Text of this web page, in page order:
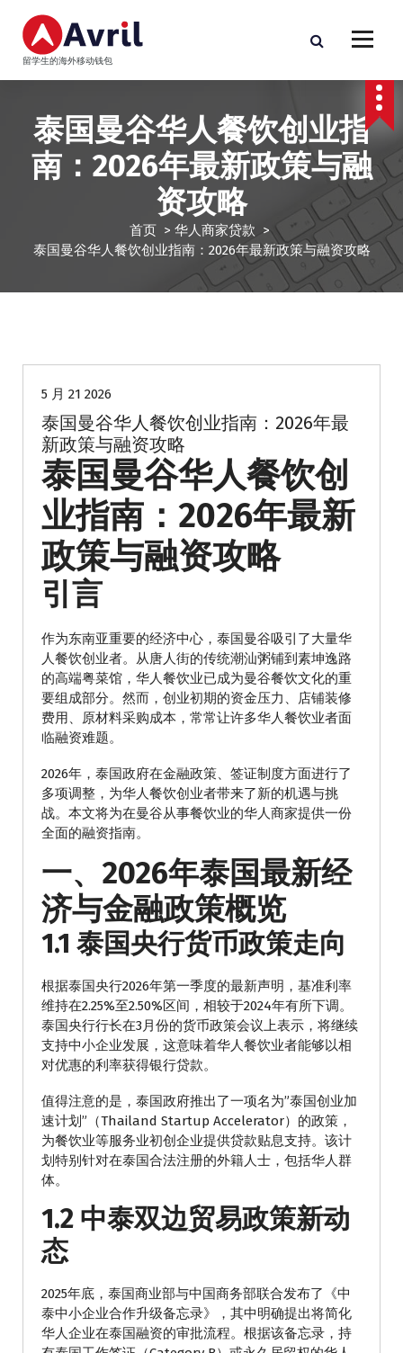
留学生的海外移动钱包
泰国曼谷华人餐饮创业指
南：2026年最新政策与融
资攻略
首页 > 华人商家贷款 >
泰国曼谷华人餐饮创业指南：2026年最新政策与融资攻略
5 月 21 2026
泰国曼谷华人餐饮创业指南：2026年最
新政策与融资攻略
泰国曼谷华人餐饮创
业指南：2026年最新
政策与融资攻略
引言
作为东南亚重要的经济中心，泰国曼谷吸引了大量华
人餐饮创业者。从唐人街的传统潮汕粥铺到素坤逸路
的高端粤菜馆，华人餐饮业已成为曼谷餐饮文化的重
要组成部分。然而，创业初期的资金压力、店铺装修
费用、原材料采购成本，常常让许多华人餐饮业者面
临融资难题。
2026年，泰国政府在金融政策、签证制度方面进行了
多项调整，为华人餐饮创业者带来了新的机遇与挑
战。本文将为在曼谷从事餐饮业的华人商家提供一份
全面的融资指南。
一、2026年泰国最新经
济与金融政策概览
1.1 泰国央行货币政策走向
根据泰国央行2026年第一季度的最新声明，基准利率
维持在2.25%至2.50%区间，相较于2024年有所下调。
泰国央行行长在3月份的货币政策会议上表示，将继续
支持中小企业发展，这意味着华人餐饮业者能够以相
对优惠的利率获得银行贷款。
值得注意的是，泰国政府推出了一项名为”泰国创业加
速计划”（Thailand Startup Accelerator）的政策，
为餐饮业等服务业初创企业提供贷款贴息支持。该计
划特别针对在泰国合法注册的外籍人士，包括华人群
体。
1.2 中泰双边贸易政策新动
态
2025年底，泰国商业部与中国商务部联合发布了《中
泰中小企业合作升级备忘录》，其中明确提出将简化
华人企业在泰国融资的审批流程。根据该备忘录，持